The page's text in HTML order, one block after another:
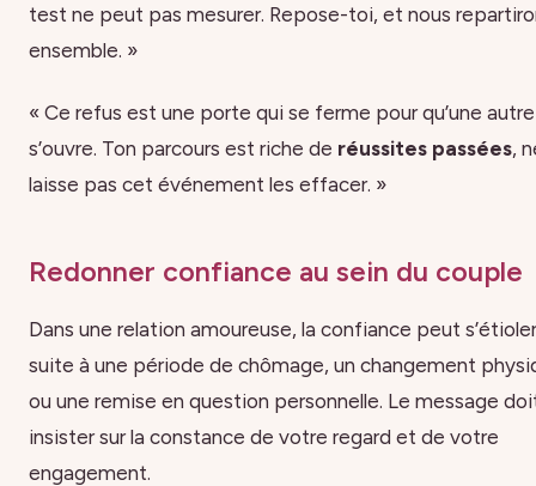
test ne peut pas mesurer. Repose-toi, et nous
ensemble. »
« Ce refus est une porte qui se ferme pour qu’une autre
s’ouvre. Ton parcours est riche de réussites passées,
laisse pas cet événement les effacer. »
Redonner confiance au sein du couple
Dans une relation amoureuse, la confiance peut s’étioler
suite à une période de chômage, un changement
ou une remise en question personnelle. Le message
insister sur la constance de votre regard et de votre
engagement.